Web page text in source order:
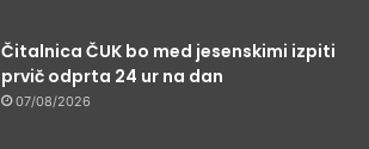
Čitalnica ČUK bo med jesenskimi izpiti
prvič odprta 24 ur na dan
07/08/2026